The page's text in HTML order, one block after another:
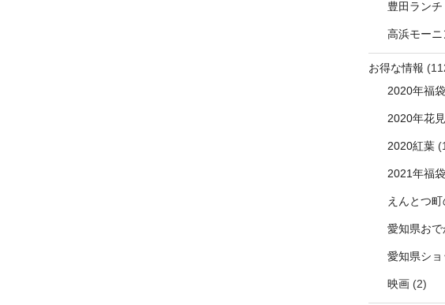
豊田ランチ
高浜モーニ
お得な情報
2020年福袋
2020年花見
2020紅葉
2021年福袋
えんとつ
愛知県おで
愛知県シ
映画(2)